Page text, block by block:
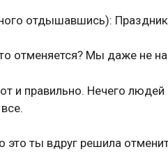
отдышавшись): Праздник
отменяется? Мы даже не
и правильно. Нечего
это ты вдруг решила